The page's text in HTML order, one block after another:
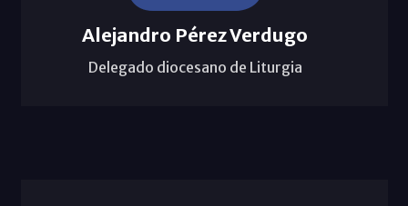
Alejandro Pérez Verdugo
Delegado diocesano de Liturgia